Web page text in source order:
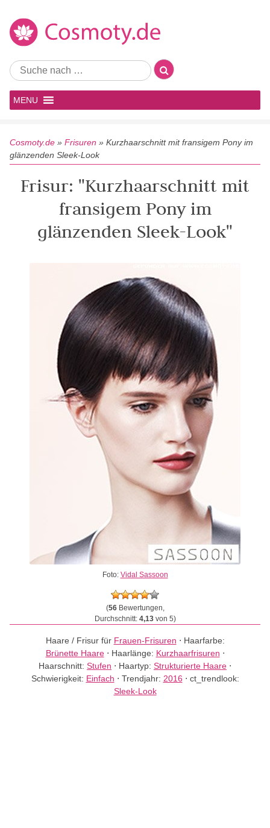
MENU
Cosmoty.de » Frisuren » Kurzhaarschnitt mit fransigem Pony im
glänzenden Sleek-Look
Frisur: "Kurzhaarschnitt mit
fransigem Pony im
glänzenden Sleek-Look"
Foto: Vidal Sassoon
(56Bewertungen,
Durchschnitt: 4,13von 5)
Haare / Frisur für Frauen-Frisuren ⋅ Haarfarbe:
Brünette Haare⋅ Haarlänge: Kurzhaarfrisuren ⋅
Haarschnitt: Stufen ⋅ Haartyp: Strukturierte Haare ⋅
Schwierigkeit: Einfach ⋅ Trendjahr: 2016 ⋅ ct_trendlook:
Sleek-Look